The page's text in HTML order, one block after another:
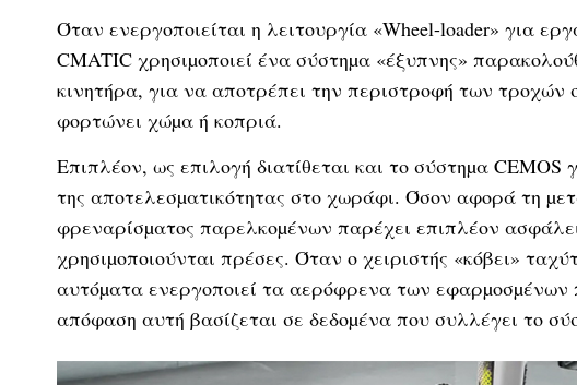
Όταν ενεργοποιείται η λειτουργία «Wheel-loader» για
CMATIC χρησιµοποιεί ένα σύστηµα «έξυπνης»
κινητήρα, για να αποτρέπει την περιστροφή των τροχών
φορτώνει χώµα ή κοπριά.
Επιπλέον, ως επιλογή διατίθεται και το σύστηµα CEMOS
της αποτελεσµατικότητας στο χωράφι. Όσον αφορά τη
φρεναρίσµατος παρελκοµένων παρέχει επιπλέον
χρησιµοποιούνται πρέσες. Όταν ο χειριστής «κόβει»
αυτόµατα ενεργοποιεί τα αερόφρενα των εφαρµοσµένων
απόφαση αυτή βασίζεται σε δεδοµένα που συλλέγει το